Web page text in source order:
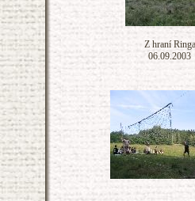
Z hraní Ringa
06.09.2003